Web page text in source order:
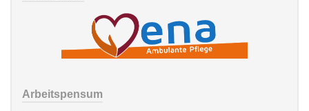
Arbeitspensum